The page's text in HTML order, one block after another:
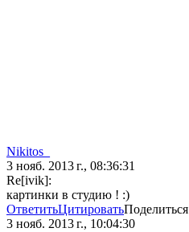
Nikitos_
3 нояб. 2013 г., 08:36:31
Re[ivik]:
картинки в студию ! :)
ОтветитьЦитироватьПоделиться
3 нояб. 2013 г., 10:04:30